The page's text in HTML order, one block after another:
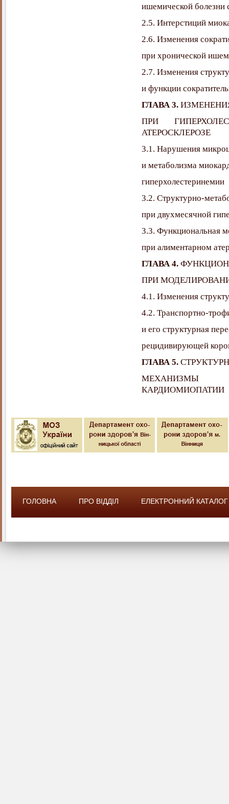
ишемической болезни
2.5. Интерстиций
2.6. Изменения
при хронической
2.7. Изменения
и функции
ГЛАВА 3.
ПРИ
АТЕРОСКЛЕРОЗЕ
3.1. Нарушения
и метаболизма
гиперхолестеринемии
3.2. Структурно-
при двухмесячной
3.3. Функциональная
при алиментарном
ГЛАВА 4.
ПРИ
4.1. Изменения
4.2. Транспортно-
и его структурная
рецидивирующей
ГЛАВА 5.
МЕХАНИЗМЫ
КАРДИОМИОПАТИИ
ГОЛОВНА ПРО ВІДДІЛ ЕЛЕКТРОННИЙ КАТАЛОГ